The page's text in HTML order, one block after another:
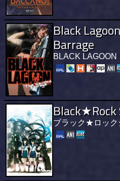
Black
Barrage
BLACK
Black★Rock
ブラック★ロック